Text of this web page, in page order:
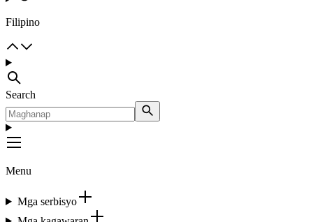
Filipino
Search
Menu
Mga serbisyo